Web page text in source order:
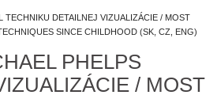
TECHNIKU DETAILNEJ VIZUALIZÁCIE / MOST
SINCE CHILDHOOD (SK, CZ, ENG)
PHELPS
/ MOST